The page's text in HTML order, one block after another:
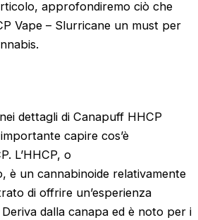
approfondiremo ciò che
Vape – Slurricane un must per
dettagli di Canapuff HHCP
capire cos’è
L’HHCP, o
è un cannabinoide relativamente
di offrire un’esperienza
dalla canapa ed è noto per i